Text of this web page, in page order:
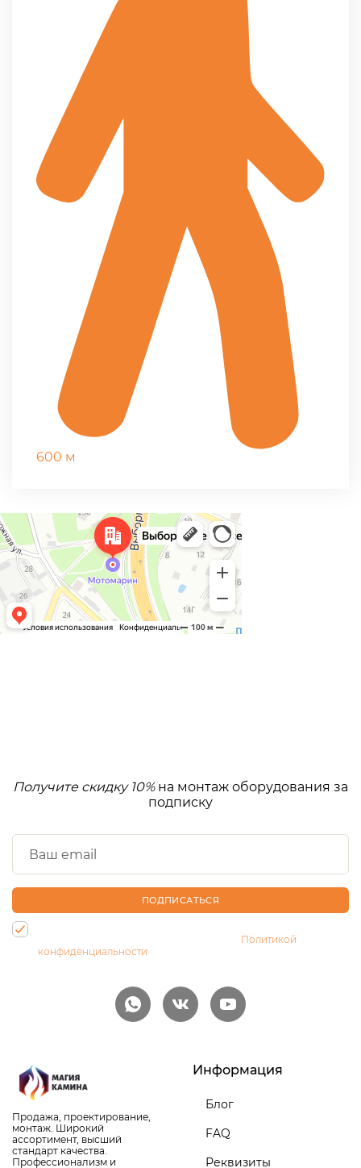
600 м
Получите скидку 10%на монтаж оборудования за
подписку
ПОДПИСАТЬСЯ
Политикой
конфиденциальности
Продажа, проектирование,
монтаж. Широкий
ассортимент, высший
стандарт качества.
Профессионализм и
Информация
Блог
FAQ
Реквизиты